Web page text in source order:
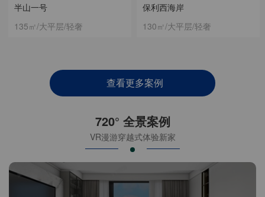
保利西海岸
130㎡/大平层/轻奢
半山一号
135㎡/大平层/轻奢
查看更多案例
720° 全景案例
VR漫游穿越式体验新家